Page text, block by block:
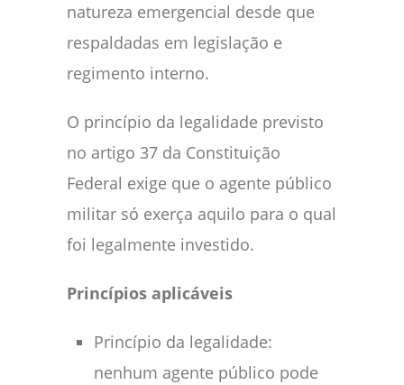
natureza emergencial desde que
respaldadas em legislação e
regimento interno.
O princípio da legalidade previsto
no artigo 37 da Constituição
Federal exige que o agente público
militar só exerça aquilo para o qual
foi legalmente investido.
Princípios aplicáveis
Princípio da legalidade:
nenhum agente público pode